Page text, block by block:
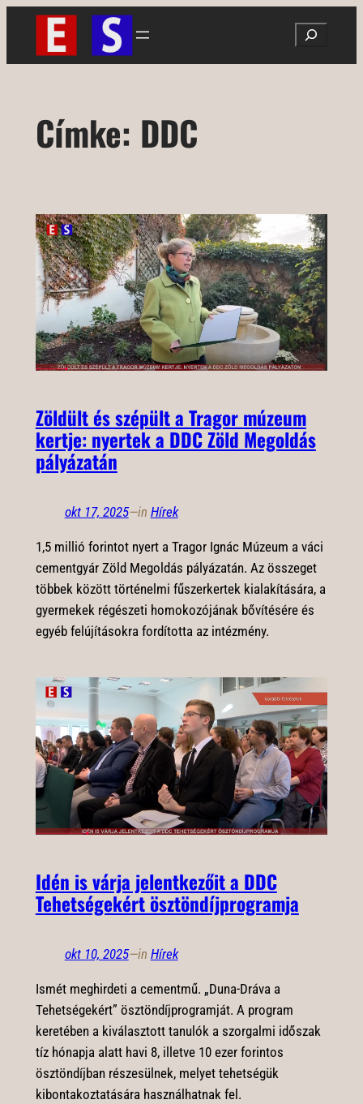
Ugrás
tartalomhoz
Search
Címke: DDC
Zöldült és szépült a Tragor múzeum
kertje: nyertek a DDC Zöld Megoldás
pályázatán
okt 17, 2025—in Hírek
1,5 millió forintot nyert a Tragor Ignác Múzeum a váci
cementgyár Zöld Megoldás pályázatán. Az összeget
többek között történelmi fűszerkertek kialakítására, a
gyermekek régészeti homokozójának bővítésére és
egyéb felújításokra fordította az intézmény.
Idén is várja jelentkezőit a DDC
Tehetségekért ösztöndíjprogramja
okt 10, 2025—in Hírek
Ismét meghirdeti a cementmű. „Duna-Dráva a
Tehetségekért” ösztöndíjprogramját. A program
keretében a kiválasztott tanulók a szorgalmi időszak
tíz hónapja alatt havi 8, illetve 10 ezer forintos
ösztöndíjban részesülnek, melyet tehetségük
kibontakoztatására használhatnak fel.